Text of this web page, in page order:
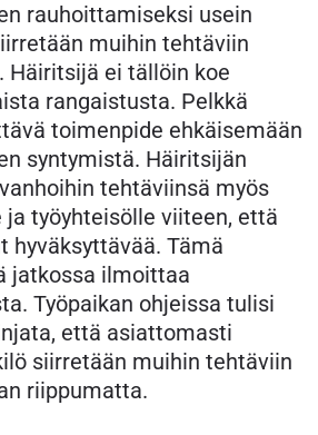
rauhoittamiseksi usein
muihin tehtäviin
Häiritsijä ei tällöin koe
rangaistusta. Pelkkä
toimenpide ehkäisemään
syntymistä. Häiritsijän
tehtäviinsä myös
työyhteisölle viiteen, että
hyväksyttävää. Tämä
jatkossa ilmoittaa
Työpaikan ohjeissa tulisi
että asiattomasti
siirretään muihin tehtäviin
riippumatta.